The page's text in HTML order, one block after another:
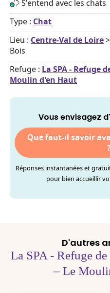
S'entend avec les chats
Type : Chat
Lieu : Centre-Val de Loire>
Bois
Refuge : La SPA - Refuge
Moulin d'en Haut
Vous envisagez
Que faut-il savoir
Réponses instantanées et
pour bien accueillir
D'autres
La SPA - Refuge
– Le